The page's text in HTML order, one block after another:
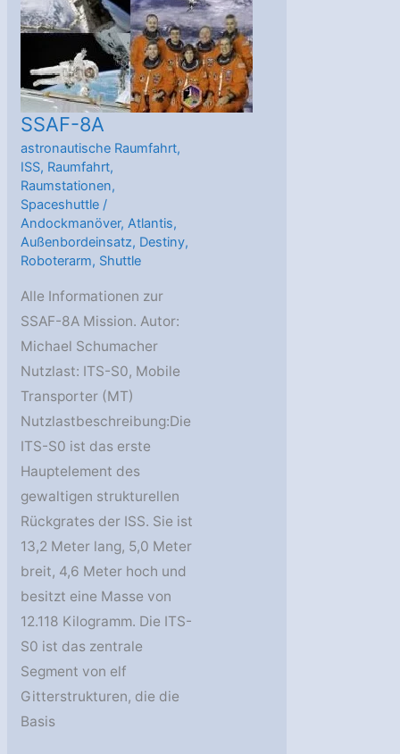
SSAF-8A
astronautische Raumfahrt,
ISS, Raumfahrt,
Raumstationen,
Spaceshuttle /
Andockmanöver,Atlantis,
Außenbordeinsatz, Destiny,
Roboterarm, Shuttle
Alle Informationen zur
SSAF-8A Mission. Autor:
Michael Schumacher
Nutzlast: ITS-S0, Mobile
Transporter (MT)
Nutzlastbeschreibung:Die
ITS-S0 ist das erste
Hauptelement des
gewaltigen strukturellen
Rückgrates der ISS. Sie ist
13,2 Meter lang, 5,0 Meter
breit, 4,6 Meter hoch und
besitzt eine Masse von
12.118 Kilogramm. Die ITS-
S0 ist das zentrale
Segment von elf
Gitterstrukturen, die die
Basis